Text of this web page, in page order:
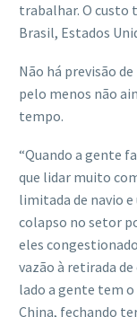
trabalhar. O custo
Brasil, Estados
Não há previsão
pelo menos não
tempo.
“Quando a gente
que lidar muito
limitada de navio e
colapso no setor
eles
vazão à retirada
lado a gente tem
China, fechando